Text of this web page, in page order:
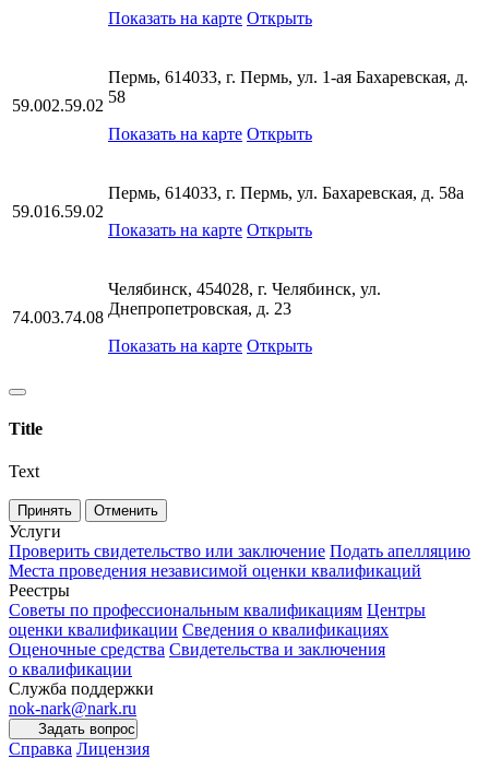
Показать на карте Открыть
59.002.59.02
Пермь, 614033, г. Пермь, ул. 1-ая Бахаревская, д.
58
Показать на карте Открыть
59.016.59.02
Пермь, 614033, г. Пермь, ул. Бахаревская, д. 58а
Показать на карте Открыть
74.003.74.08
Челябинск, 454028, г. Челябинск, ул.
Днепропетровская, д. 23
Показать на карте Открыть
Title
Text
Принять Отменить
Услуги
Проверить свидетельство или заключение Подать апелляцию
Места проведения независимой оценки квалификаций
Реестры
Советы по профессиональным квалификациям Центры
оценки квалификации Сведения о квалификациях
Оценочные средства Свидетельства и заключения
о квалификации
Служба поддержки
nok-nark@nark.ru
Задать вопрос
Справка Лицензия